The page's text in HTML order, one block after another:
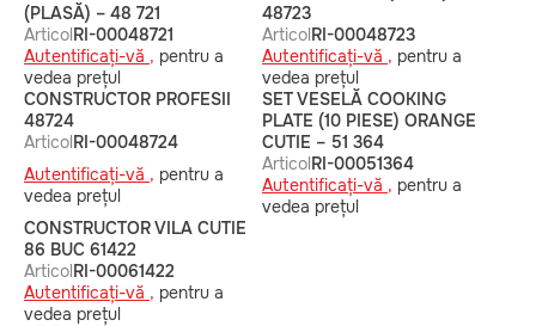
(PLASĂ) – 48 721
ArticolRI-00048721
Autentificați-vă , pentru a
vedea prețul
48723
ArticolRI-00048723
Autentificați-vă , pentru a
vedea prețul
CONSTRUCTOR PROFESII
48724
ArticolRI-00048724
Autentificați-vă , pentru a
vedea prețul
SET VESELĂ COOKING
PLATE (10 PIESE) ORANGE
CUTIE – 51 364
ArticolRI-00051364
Autentificați-vă , pentru a
vedea prețul
CONSTRUCTOR VILA CUTIE
86 BUC 61422
ArticolRI-00061422
Autentificați-vă , pentru a
vedea prețul